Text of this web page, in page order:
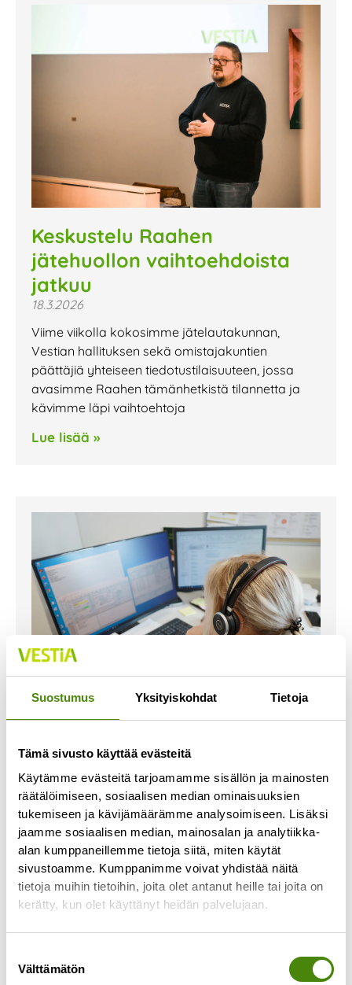
Suostumus Yksityiskohdat Tietoja
Tämä sivusto käyttää evästeitä
Käytämme evästeitä tarjoamamme sisällön ja mainosten
räätälöimiseen, sosiaalisen median ominaisuuksien
tukemiseen ja kävijämäärämme analysoimiseen. Lisäksi
jaamme sosiaalisen median, mainosalan ja analytiikka-
alan kumppaneillemme tietoja siitä, miten käytät
sivustoamme. Kumppanimme voivat yhdistää näitä
tietoja muihin tietoihin, joita olet antanut heille tai joita on
kerätty, kun olet käyttänyt heidän palvelujaan.
valinta
Välttämätön
Keskustelu Raahen
jätehuollon vaihtoehdoista
jatkuu
18.3.2026
Viime viikolla kokosimme jätelautakunnan,
Vestian hallituksen sekä omistajakuntien
päättäjiä yhteiseen tiedotustilaisuuteen, jossa
avasimme Raahen tämänhetkistä tilannetta ja
kävimme läpi vaihtoehtoja
Lue lisää »
Vastaa sähköistä
asiointipalvelua koskevaan
kyselyyn ja osallistu
arvontaan!
17.3.2026
Selvitämme sähköisen asiointipalvelun
toteuttamista, ja tätä varten haluaisimme kuulla
asiakkaidemme toiveita palveluun liittyen.
Lue lisää »